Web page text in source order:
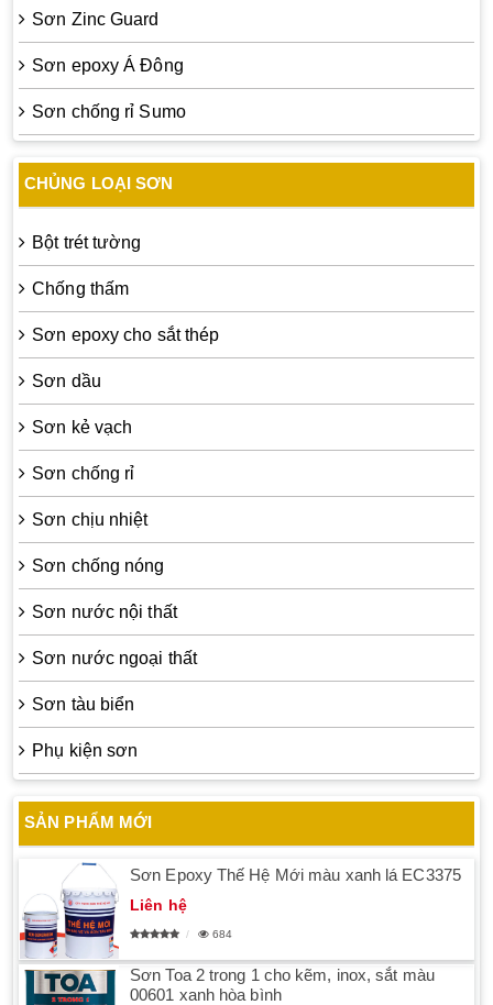
Sơn Zinc Guard
Sơn epoxy Á Đông
Sơn chống rỉ Sumo
CHỦNG LOẠI SƠN
Bột trét tường
Chống thấm
Sơn epoxy cho sắt thép
Sơn dầu
Sơn kẻ vạch
Sơn chống rỉ
Sơn chịu nhiệt
Sơn chống nóng
Sơn nước nội thất
Sơn nước ngoại thất
Sơn tàu biển
Phụ kiện sơn
SẢN PHẨM MỚI
Sơn Epoxy Thế Hệ Mới màu xanh lá EC3375
Liên hệ
684
Sơn Toa 2 trong 1 cho kẽm, inox, sắt màu
00601 xanh hòa bình